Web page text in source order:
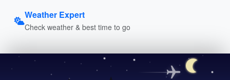
Weather Expert
Check weather & best time to go